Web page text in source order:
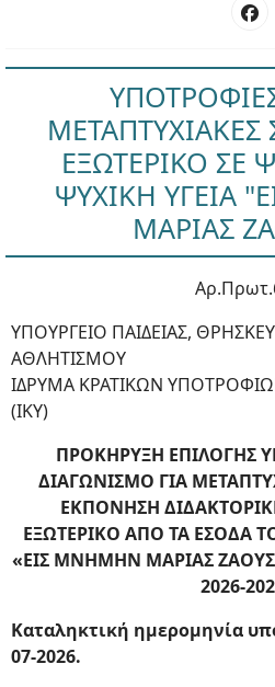
ΜΕΤΑΠΤΥΧΙΑΚΕΣ
ΕΞΩΤΕΡΙΚΟ ΣΕ
ΨΥΧΙΚΗ ΥΓΕΙΑ
ΜΑΡΙΑΣ
ΥΠΟΥΡΓΕΙΟ ΠΑΙΔΕΙΑΣ,
ΑΘΛΗΤΙΣΜΟΥ
ΙΔΡΥΜΑ ΚΡΑΤΙΚΩΝ
(ΙΚΥ)
ΠΡΟΚΗΡΥΞΗ ΕΠΙΛΟΓΗΣ
ΔΙΑΓΩΝΙΣΜΟ ΓΙΑ
ΕΚΠΟΝΗΣΗ
ΕΞΩΤΕΡΙΚΟ ΑΠΟ ΤΑ ΕΣΟΔΑ
«ΕΙΣ ΜΝΗΜΗΝ ΜΑΡΙΑΣ
2026-
Καταληκτική ημερομηνία
07-2026.